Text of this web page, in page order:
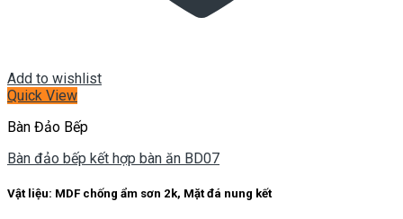
Add to wishlist
Quick View
Bàn Đảo Bếp
Bàn đảo bếp kết hợp bàn ăn BD07
Vật liệu: MDF chống ẩm sơn 2k, Mặt đá nung kết